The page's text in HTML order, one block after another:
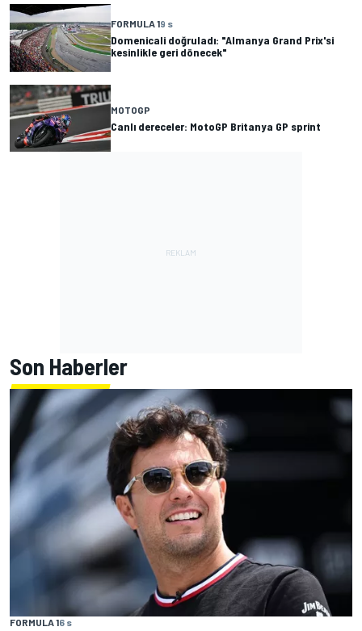
FORMULA 19 s
Domenicali doğruladı: "Almanya Grand Prix'si
kesinlikle geri dönecek"
MOTOGP
Canlı dereceler: MotoGP Britanya GP sprint
Son Haberler
FORMULA 16 s